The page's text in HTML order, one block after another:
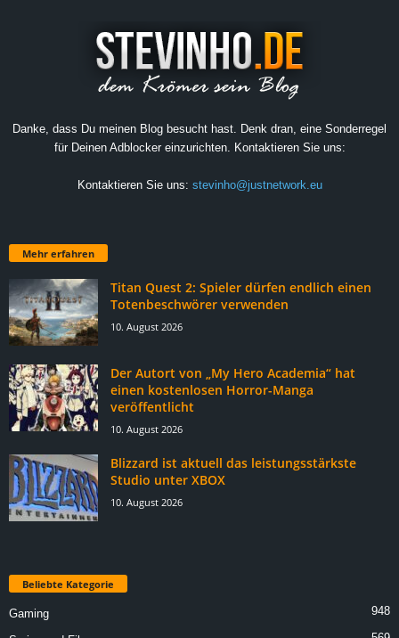
Danke, dass Du meinen Blog besucht hast. Denk dran, eine Sonderregel
für Deinen Adblocker einzurichten. Kontaktieren Sie uns:
Kontaktieren Sie uns: stevinho@justnetwork.eu
Mehr erfahren
Titan Quest 2: Spieler dürfen endlich einen
Totenbeschwörer verwenden
10. August 2026
Der Autort von „My Hero Academia“ hat
einen kostenlosen Horror-Manga
veröffentlicht
10. August 2026
Blizzard ist aktuell das leistungsstärkste
Studio unter XBOX
10. August 2026
Beliebte Kategorie
Gaming 948